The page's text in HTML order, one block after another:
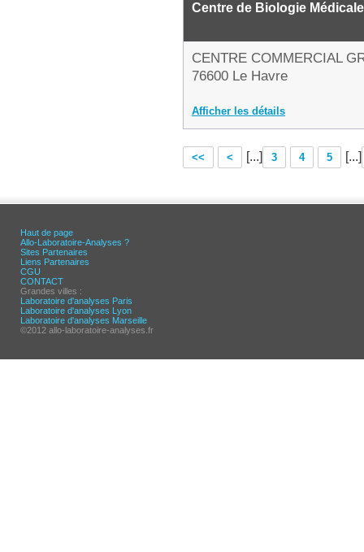
Centre de Biologie Médicale
CENTRE COMMERCIAL
76600 Le Havre
Afficher les détails
<< < [...] 3 4 5 [...]
Haut de page
Allo-Laboratoire-Analyses ?
Sites Partenaires
Liens Partenaires
CGU
CONTACT
Grandes villes :
Laboratoire d'analyses Paris
Laboratoire d'analyses Lyon
Laboratoire d'analyses Marseille
©2012 allo-laboratoire-analyses.fr